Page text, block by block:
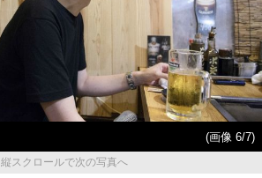
(画像 6/7)
縦スクロールで次の写真へ